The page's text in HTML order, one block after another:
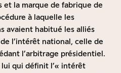
et la marque de fabrique de
à laquelle les
avaient habitué les alliés
l’intérêt national, celle de
l’arbitrage présidentiel.
lui qui définit l’« intérêt